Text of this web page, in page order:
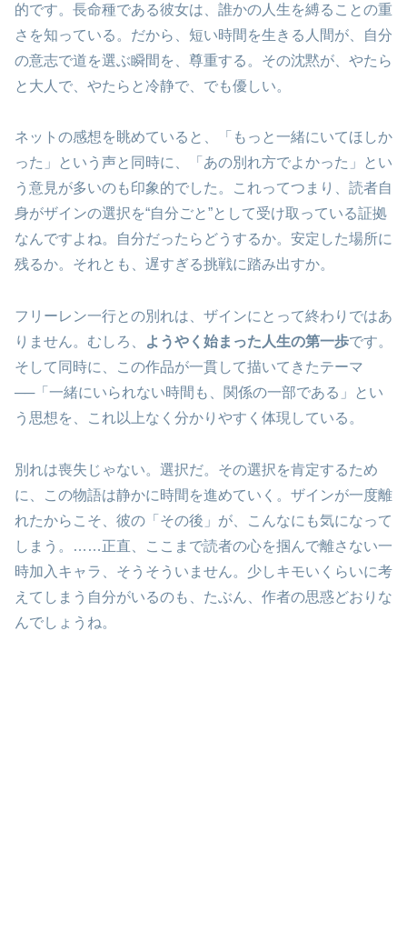
的です。長命種である彼女は、誰かの人生を縛ることの重
さを知っている。だから、短い時間を生きる人間が、自分
の意志で道を選ぶ瞬間を、尊重する。その沈黙が、やたら
と大人で、やたらと冷静で、でも優しい。
ネットの感想を眺めていると、「もっと一緒にいてほしか
った」という声と同時に、「あの別れ方でよかった」とい
う意見が多いのも印象的でした。これってつまり、読者自
身がザインの選択を“自分ごと”として受け取っている証拠
なんですよね。自分だったらどうするか。安定した場所に
残るか。それとも、遅すぎる挑戦に踏み出すか。
フリーレン一行との別れは、ザインにとって終わりではあ
りません。むしろ、
ようやく始まった人生の第一歩です。
そして同時に、この作品が一貫して描いてきたテーマ
──「一緒にいられない時間も、関係の一部である」とい
う思想を、これ以上なく分かりやすく体現している。
別れは喪失じゃない。選択だ。その選択を肯定するため
に、この物語は静かに時間を進めていく。ザインが一度離
れたからこそ、彼の「その後」が、こんなにも気になって
しまう。……正直、ここまで読者の心を掴んで離さない一
時加入キャラ、そうそういません。少しキモいくらいに考
えてしまう自分がいるのも、たぶん、作者の思惑どおりな
んでしょうね。